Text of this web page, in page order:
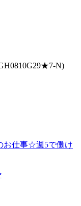
N)
お仕事☆週5で働け